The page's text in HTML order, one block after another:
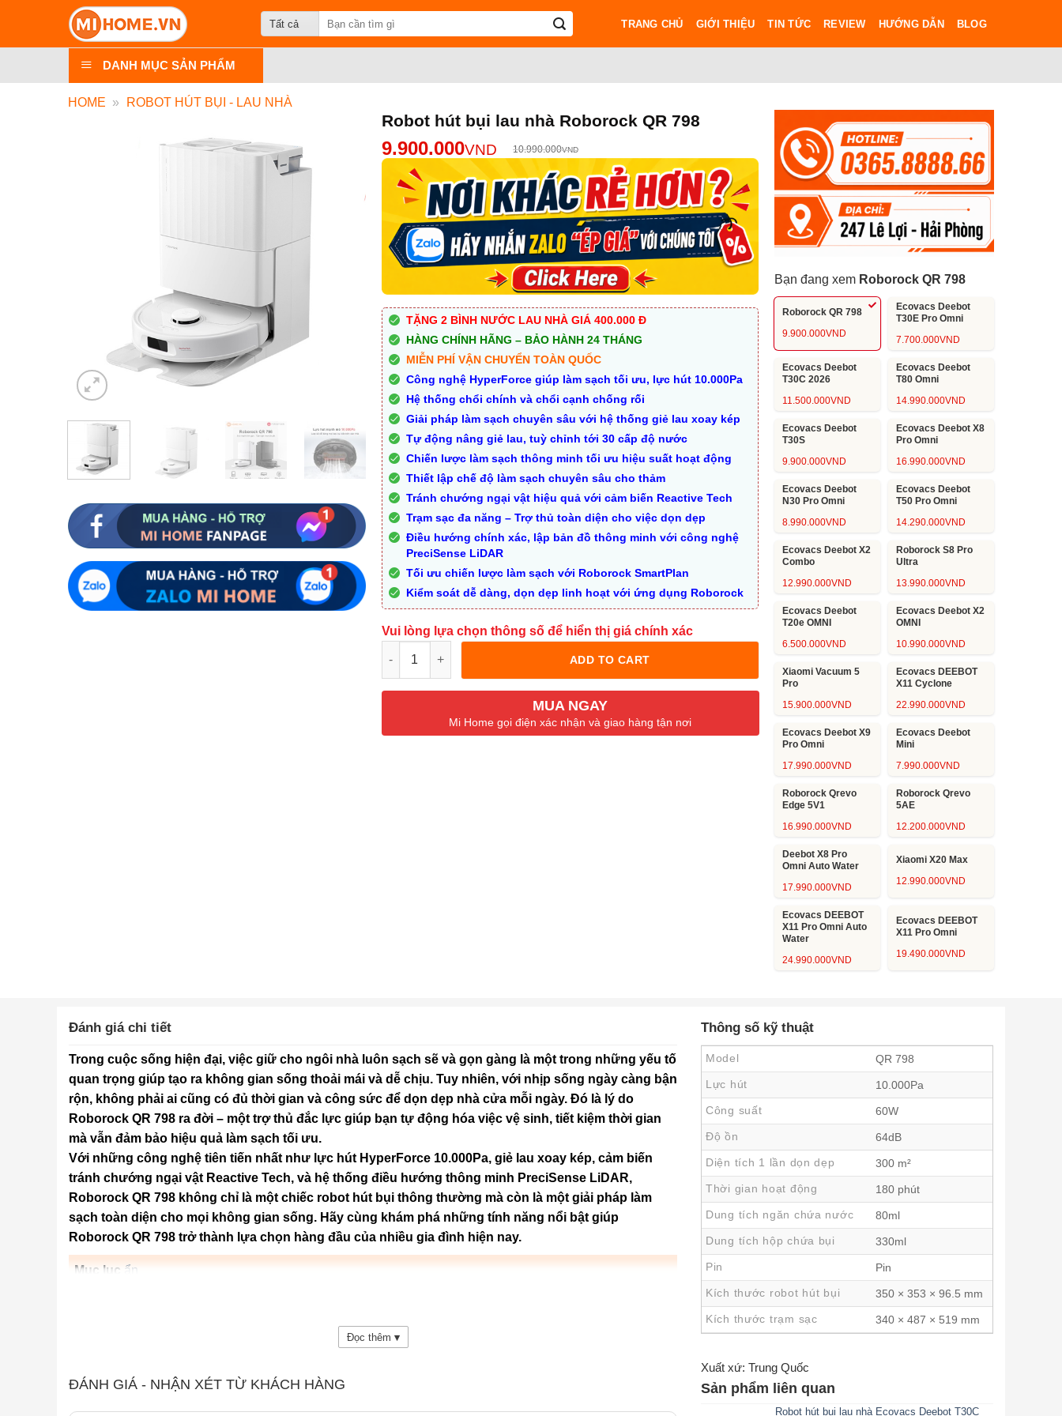
nội
Search
TRANG CHỦ GIỚI THIỆU TIN TỨC REVIEW HƯỚNG DẪN BLOG
DANH MỤC SẢN PHẨM
HOME » ROBOT HÚT BỤI - LAU NHÀ
Robot hút bụi lau nhà Roborock QR 798
9.900.000VND 10.990.000VND
TẶNG 2 BÌNH NƯỚC LAU NHÀ GIÁ 400.000 Đ
HÀNG CHÍNH HÃNG – BẢO HÀNH 24 THÁNG
MIỄN PHÍ VẬN CHUYỂN TOÀN QUỐC
Công nghệ HyperForce giúp làm sạch tối ưu, lực hút 10.000Pa
Hệ thống chổi chính và chổi cạnh chống rối
Giải pháp làm sạch chuyên sâu với hệ thống giẻ lau xoay kép
Tự động nâng giẻ lau, tuỳ chỉnh tới 30 cấp độ nước
Chiến lược làm sạch thông minh tối ưu hiệu suất hoạt động
Thiết lập chế độ làm sạch chuyên sâu cho thảm
Tránh chướng ngại vật hiệu quả với cảm biến Reactive Tech
Trạm sạc đa năng – Trợ thủ toàn diện cho việc dọn dẹp
Điều hướng chính xác, lập bản đồ thông minh với công nghệ
PreciSense LiDAR
Tối ưu chiến lược làm sạch với Roborock SmartPlan
Kiểm soát dễ dàng, dọn dẹp linh hoạt với ứng dụng Roborock
Vui lòng lựa chọn thông số để hiển thị giá chính xác
ADD TO CART
MUA NGAY
Mi Home gọi điện xác nhận và giao hàng tận nơi
Bạn đang xem Roborock QR 798
Roborock QR 798
9.900.000VND
Ecovacs Deebot
T30E Pro Omni
7.700.000VND
Ecovacs Deebot
T30C 2026
11.500.000VND
Ecovacs Deebot
T80 Omni
14.990.000VND
Ecovacs Deebot
T30S
9.900.000VND
Ecovacs Deebot X8
Pro Omni
16.990.000VND
Ecovacs Deebot
N30 Pro Omni
8.990.000VND
Ecovacs Deebot
T50 Pro Omni
14.290.000VND
Ecovacs Deebot X2
Combo
12.990.000VND
Roborock S8 Pro
Ultra
13.990.000VND
Ecovacs Deebot
T20e OMNI
6.500.000VND
Ecovacs Deebot X2
OMNI
10.990.000VND
Xiaomi Vacuum 5
Pro
15.900.000VND
Ecovacs DEEBOT
X11 Cyclone
22.990.000VND
Ecovacs Deebot X9
Pro Omni
17.990.000VND
Ecovacs Deebot
Mini
7.990.000VND
Roborock Qrevo
Edge 5V1
16.990.000VND
Roborock Qrevo
5AE
12.200.000VND
Deebot X8 Pro
Omni Auto Water
17.990.000VND
Xiaomi X20 Max
12.990.000VND
Ecovacs DEEBOT
X11 Pro Omni Auto
Water
24.990.000VND
Ecovacs DEEBOT
X11 Pro Omni
19.490.000VND
Đánh giá chi tiết
Trong cuộc sống hiện đại, việc giữ cho ngôi nhà luôn sạch sẽ và gọn gàng là một trong những yếu tố
quan trọng giúp tạo ra không gian sống thoải mái và dễ chịu. Tuy nhiên, với nhịp sống ngày càng bận
rộn, không phải ai cũng có đủ thời gian và công sức để dọn dẹp nhà cửa mỗi ngày. Đó là lý do
Roborock QR 798 ra đời – một trợ thủ đắc lực giúp bạn tự động hóa việc vệ sinh, tiết kiệm thời gian
mà vẫn đảm bảo hiệu quả làm sạch tối ưu.
Với những công nghệ tiên tiến nhất như lực hút HyperForce 10.000Pa, giẻ lau xoay kép, cảm biến
tránh chướng ngại vật Reactive Tech, và hệ thống điều hướng thông minh PreciSense LiDAR,
Roborock QR 798 không chỉ là một chiếc robot hút bụi thông thường mà còn là một giải pháp làm
sạch toàn diện cho mọi không gian sống. Hãy cùng khám phá những tính năng nổi bật giúp
Roborock QR 798 trở thành lựa chọn hàng đầu của nhiều gia đình hiện nay.
Mục lục ẩn
Giải pháp làm sạch chuyên sâu với hệ thống giẻ lau xoay kép
Tự động nâng giẻ lau, tuỳ chỉnh tới 30 cấp độ nước
6 Thiết lập chế độ làm sạch chuyên sâu cho thảm
7 Tránh chướng ngại vật hiệu quả với cảm biến Reactive Tech
Đọc thêm ▾
ĐÁNH GIÁ - NHẬN XÉT TỪ KHÁCH HÀNG
Thông số kỹ thuật
Model
QR 798
Lực hút
10.000Pa
Công suất
60W
Độ ồn
64dB
Diện tích 1 lần dọn dẹp
300 m²
Thời gian hoạt động
180 phút
Dung tích ngăn chứa nước
80ml
Dung tích hộp chứa bụi
330ml
Pin
Pin
Kích thước robot hút bụi
350 × 353 × 96.5 mm
Kích thước trạm sạc
340 × 487 × 519 mm
Xuất xứ: Trung Quốc
Sản phẩm liên quan
Robot hút bụi lau nhà Ecovacs Deebot T30C